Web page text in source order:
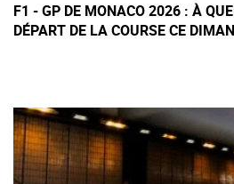
F1 - GP DE MONACO 2026 : À
DÉPART DE LA COURSE CE